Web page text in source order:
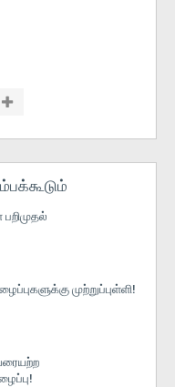
முற்றுப்புள்ளி!